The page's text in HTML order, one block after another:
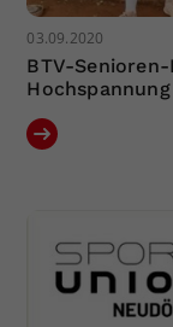
03.09.2020
BTV-